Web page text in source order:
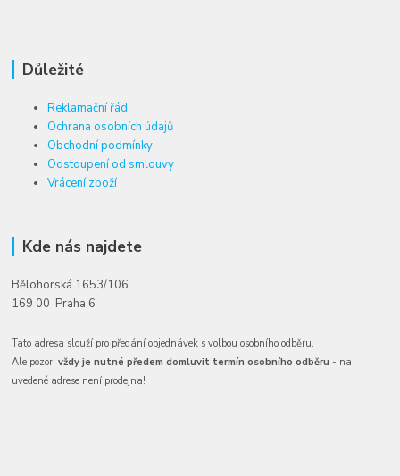
Důležité
Reklamační řád
Ochrana osobních údajů
Obchodní podmínky
Odstoupení od smlouvy
Vrácení zboží
Kde nás najdete
Bělohorská 1653/106
169 00 Praha 6
Tato adresa slouží pro předání objednávek s volbou osobního odběru.
Ale pozor,vždy je nutné předem domluvit termín osobního odběru - na
uvedené adrese není prodejna!